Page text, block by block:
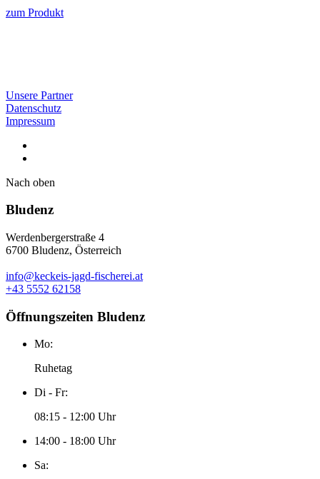
zum Produkt
Unsere Partner
Datenschutz
Impressum
Nach oben
Bludenz
Werdenbergerstraße 4
6700 Bludenz, Österreich
info@keckeis-jagd-fischerei.at
+43 5552 62158
Öffnungszeiten Bludenz
Mo:
Ruhetag
Di - Fr:
08:15 - 12:00 Uhr
14:00 - 18:00 Uhr
Sa: